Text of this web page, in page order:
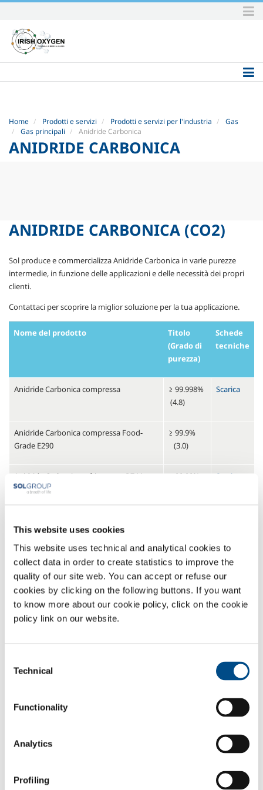
This website uses cookies
This website uses technical and analytical cookies to
collect data in order to create statistics to improve the
quality of our site web. You can accept or refuse our
cookies by clicking on the following buttons. If you want
to know more about our cookie policy, click on the cookie
policy link on our website.
Selection
Technical
Functionality
Analytics
Profiling
to
content.
|
to
Home Prodotti e servizi Prodotti e servizi per l'industria
Gas
Gas principali
Anidride Carbonica
ANIDRIDE CARBONICA
ANIDRIDE CARBONICA (CO2)
Sol produce e commercializza Anidride Carbonica in varie purezze
intermedie, in funzione delle applicazioni e delle necessità dei propri
clienti.
Contattaci per scoprire la miglior soluzione per la tua applicazione.
Nome del prodotto
Titolo
(Grado di
purezza)
Schede
tecniche
Anidride Carbonica compressa
≥ 99.998%
(4.8)
Scarica
Anidride Carbonica compressa Food-
Grade E290
≥ 99.9%
(3.0)
Anidride Carbonica refrigerante R744
≥ 99.99%
Scarica
Ghiaccio secco
≥ 99.9%
(3.0)
Ghiaccio secco Food-grade E290
≥ 99.9%
Miscele Multicomponente Standard